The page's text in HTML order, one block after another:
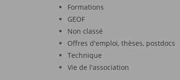
Formations
GEOF
Non classé
Offres d'emploi, thèses, postdocs
Technique
Vie de l'association